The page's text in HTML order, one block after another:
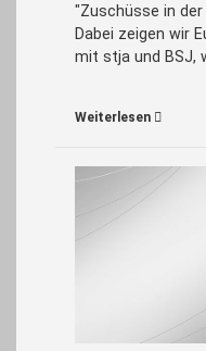
"Zuschüsse in der
Dabei zeigen wir
mit stja und BSJ,
Weiterlesen